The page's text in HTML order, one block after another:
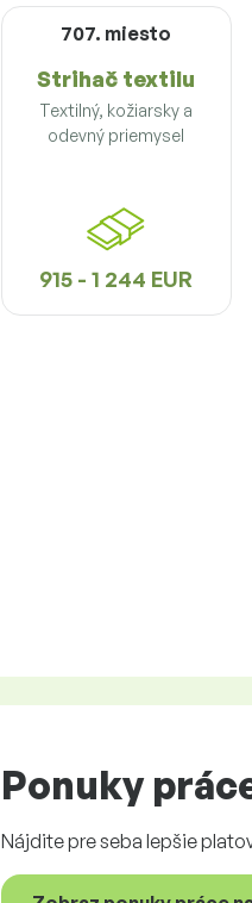
707. miesto
Strihač textilu
Textilný, kožiarsky a
odevný priemysel
915 - 1 244 EUR
Ponuky
Nájdite pre seba lepšie